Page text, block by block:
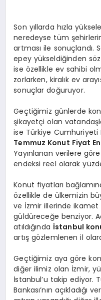
Son yıllarda hızla
neredeyse tüm
artması ile sonuçlandı.
epey yükseldiğinden
ise özellikle ev sahibi
zorlarken, kiralık ev
sonuçlar doğuruyor.
Geçtiğimiz günlerde
şikayetçi olan
ise Türkiye Cumhuriyeti
Temmuz Konut Fiyat
Yayınlanan verilere
endeksi reel olarak
Konut fiyatları
özellikle de ülkemizin
ve İzmir illerinde ikamet
güldüreceğe benziyor.
atıldığında İstanbul
artış gözlemlenen il
Geçtiğimiz aya göre
diğer ilimiz olan İzmir,
İstanbul’u takip ediyor.
Bankası’nın açıkladığı